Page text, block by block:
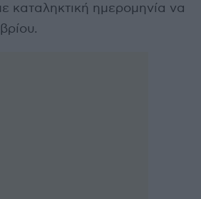
καταληκτική ημερομηνία να